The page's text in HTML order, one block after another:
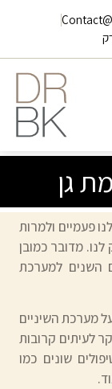
גן
פעמיים ולמרות
לנו. מדובר כמובן
השנים למערכת
מערכת השיניים
לעיתים קרובות
שונים כמו